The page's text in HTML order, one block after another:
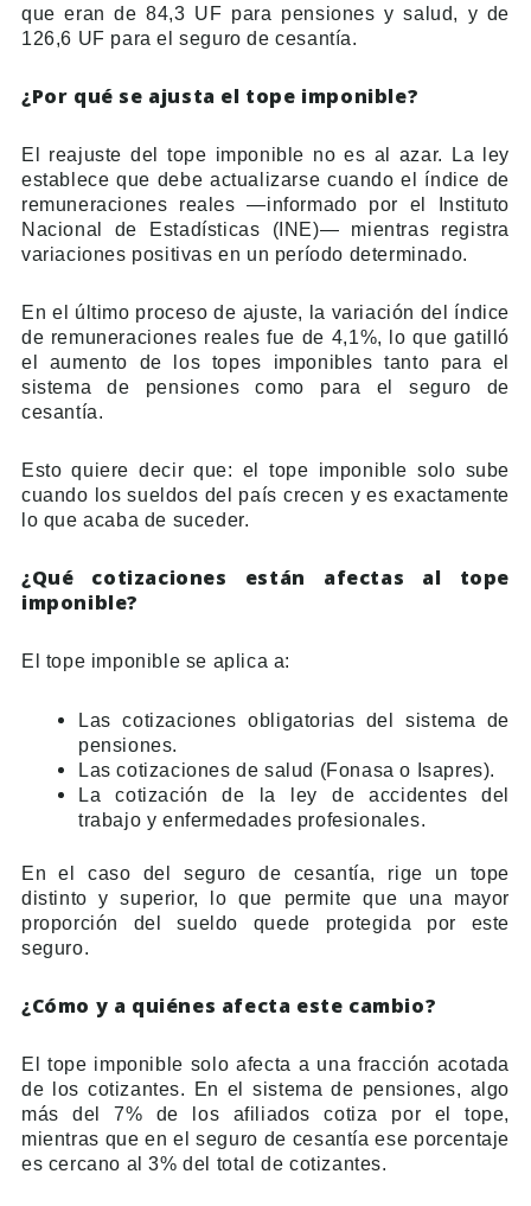
que eran de 84,3 UF para pensiones y salud, y de
126,6 UF para el seguro de cesantía.
¿Por qué se ajusta el tope imponible?
El reajuste del tope imponible no es al azar. La ley
establece que debe actualizarse cuando el índice de
remuneraciones reales —informado por el Instituto
Nacional de Estadísticas (INE)— mientras registra
variaciones positivas en un período determinado.
En el último proceso de ajuste, la variación del índice
de remuneraciones reales fue de 4,1%, lo que gatilló
el aumento de los topes imponibles tanto para el
sistema de pensiones como para el seguro de
cesantía.
Esto quiere decir que: el tope imponible solo sube
cuando los sueldos del país crecen y es exactamente
lo que acaba de suceder.
¿Qué cotizaciones están afectas al tope
imponible?
El tope imponible se aplica a:
Las cotizaciones obligatorias del sistema de
pensiones.
Las cotizaciones de salud (Fonasa o Isapres).
La cotización de la ley de accidentes del
trabajo y enfermedades profesionales.
En el caso del seguro de cesantía, rige un tope
distinto y superior, lo que permite que una mayor
proporción del sueldo quede protegida por este
seguro.
¿Cómo y a quiénes afecta este cambio?
El tope imponible solo afecta a una fracción acotada
de los cotizantes. En el sistema de pensiones, algo
más del 7% de los afiliados cotiza por el tope,
mientras que en el seguro de cesantía ese porcentaje
es cercano al 3% del total de cotizantes.